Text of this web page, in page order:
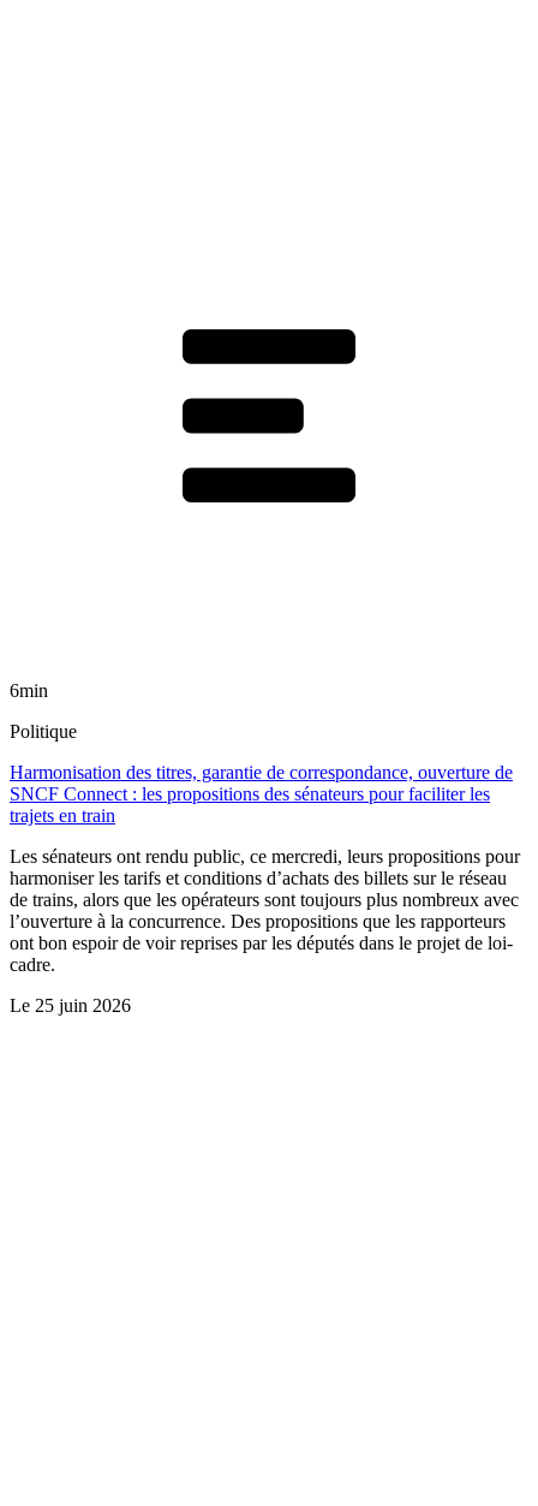
6min
Politique
Harmonisation des titres, garantie de correspondance, ouverture de
SNCF Connect : les propositions des sénateurs pour faciliter les
trajets en train
Les sénateurs ont rendu public, ce mercredi, leurs propositions pour
harmoniser les tarifs et conditions d’achats des billets sur le réseau
de trains, alors que les opérateurs sont toujours plus nombreux avec
l’ouverture à la concurrence. Des propositions que les rapporteurs
ont bon espoir de voir reprises par les députés dans le projet de loi-
cadre.
Le 25 juin 2026